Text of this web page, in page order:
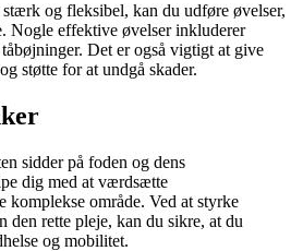
og fleksibel, kan du udføre øvelser,
Nogle effektive øvelser inkluderer
Det er også vigtigt at give
støtte for at undgå skader.
sidder på foden og dens
dig med at værdsætte
komplekse område. Ved at styrke
den rette pleje, kan du sikre, at du
og mobilitet.